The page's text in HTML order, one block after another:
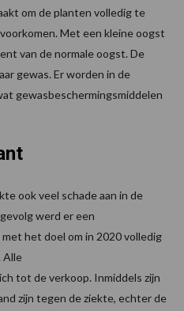
om de planten volledig te
Met een kleine oogst
van de normale oogst. De
gewas. Er worden in de
gewasbeschermingsmiddelen
ook veel schade aan in de
werd er een
het doel om in 2020 volledig
Alle
tot de verkoop. Inmiddels zijn
zijn tegen de ziekte, echter de